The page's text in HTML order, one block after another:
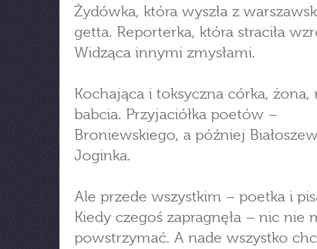
Żydówka, która wyszła z
getta. Reporterka, która straciła
Widząca innymi zmysłami.
Kochająca i toksyczna córka, żona,
babcia. Przyjaciółka poetów –
Broniewskiego, a później
Joginka.
Ale przede wszystkim – poetka i
Kiedy czegoś zapragnęła – nic nie
powstrzymać. A nade wszystko